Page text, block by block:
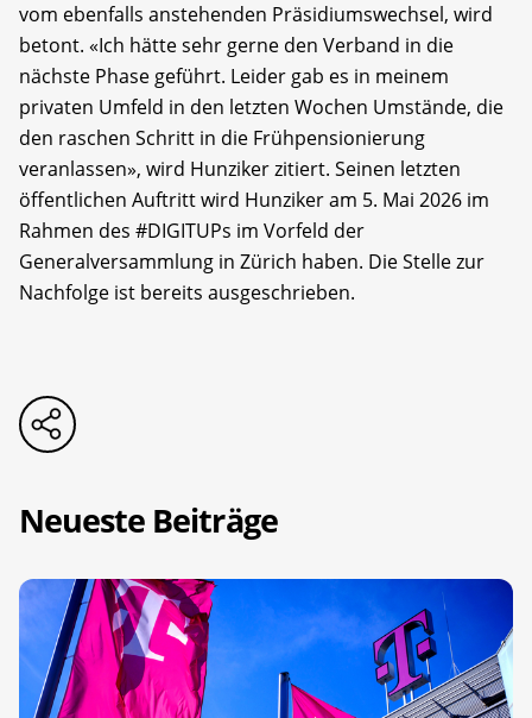
vom ebenfalls anstehenden Präsidiumswechsel, wird
betont. «Ich hätte sehr gerne den Verband in die
nächste Phase geführt. Leider gab es in meinem
privaten Umfeld in den letzten Wochen Umstände, die
den raschen Schritt in die Frühpensionierung
veranlassen», wird Hunziker zitiert. Seinen letzten
öffentlichen Auftritt wird Hunziker am 5. Mai 2026 im
Rahmen des #DIGITUPs im Vorfeld der
Generalversammlung in Zürich haben. Die Stelle zur
Nachfolge ist bereits ausgeschrieben.
Neueste Beiträge